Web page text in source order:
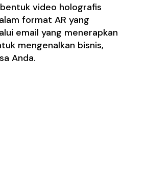
video holografis
format AR yang
email yang menerapkan
mengenalkan bisnis,
Anda.